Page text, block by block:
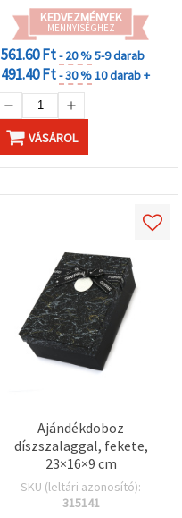
KEDVEZMÉNYEK
MENNYISÉGHEZ
561.60 Ft- 20 %5-9 darab
491.40 Ft- 30 %10 darab +
VÁSÁROL
Ajándékdoboz
díszszalaggal, fekete,
23×16×9 cm
SKU (leltári azonosító):
315141